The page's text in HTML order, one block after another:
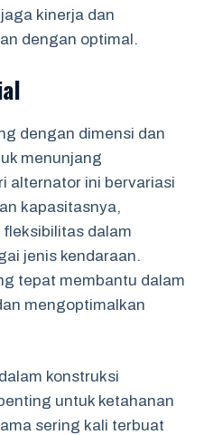
kinerja dan
dengan optimal.
dengan dimensi dan
menunjang
alternator ini bervariasi
kapasitasnya,
dalam
jenis kendaraan.
tepat membantu dalam
mengoptimalkan
konstruksi
untuk ketahanan
sering kali terbuat